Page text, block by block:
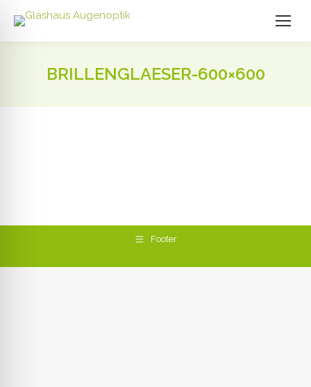
BRILLENGLAESER-600×600
Footer